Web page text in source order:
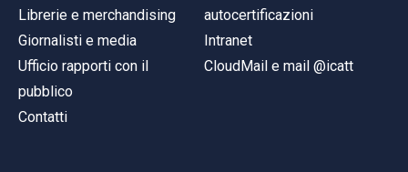
Librerie e merchandising
Giornalisti e media
Ufficio rapporti con il
pubblico
Contatti
autocertificazioni
Intranet
CloudMail e mail @icatt